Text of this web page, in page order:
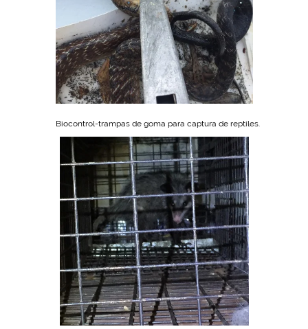
Biocontrol-trampas de goma para captura de reptiles.